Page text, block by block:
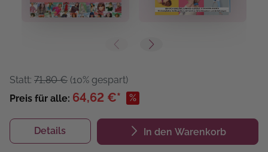
Statt: 71,80 € (10% gespart)
Preis für alle: 64,62 €* %
Details In den Warenkorb